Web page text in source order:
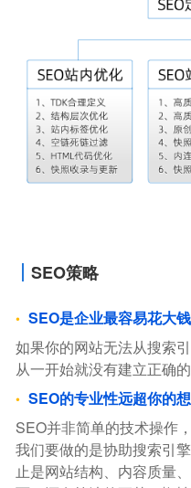
SEO策略
SEO是企业最容易花大
如果你的网站无法从搜索
从一开始就没有建立正确的
SEO的专业性远超你的
SEO并非简单的技术操作
我们要做的是协助搜索引
止是网站结构、内容质量